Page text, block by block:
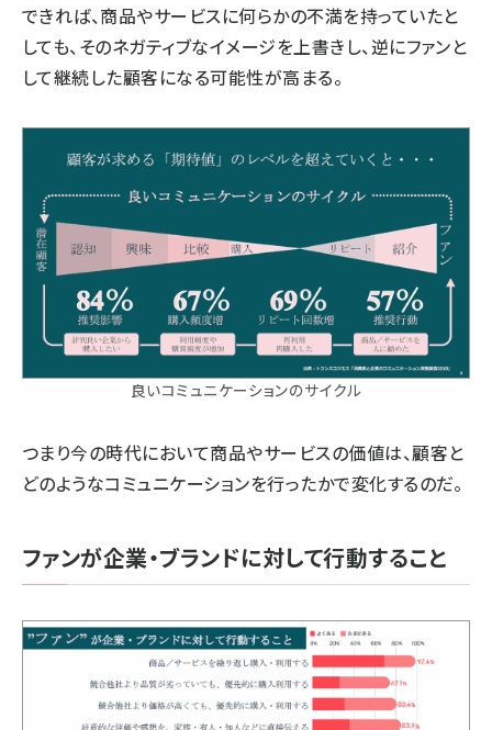
できれば、商品やサービスに何らかの不満を持っていたと
しても、そのネガティブなイメージを上書きし、逆にファンと
して継続した顧客になる可能性が高まる。
良いコミュニケーションのサイクル
つまり今の時代において商品やサービスの価値は、顧客と
どのようなコミュニケーションを行ったかで変化するのだ。
ファンが企業・ブランドに対して行動すること